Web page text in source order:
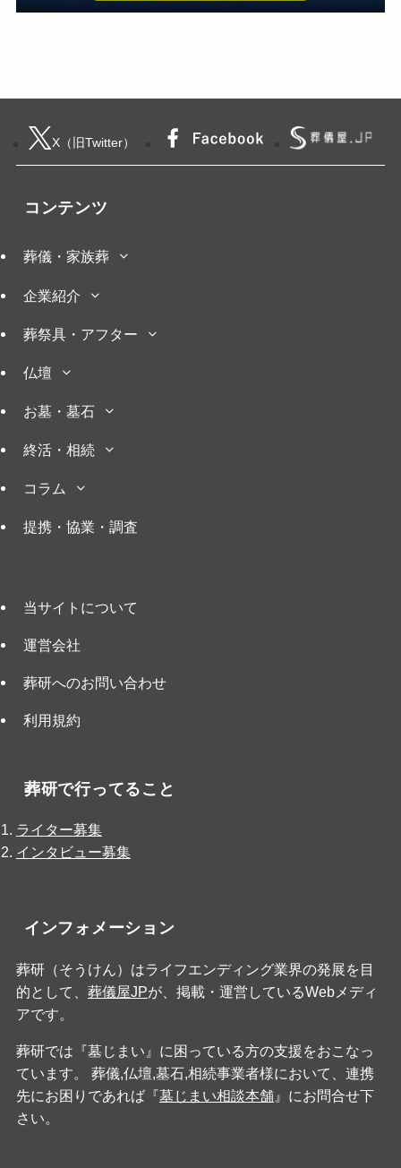
X（旧Twitter）
コンテンツ
葬儀・家族葬
企業紹介
葬祭具・アフター
仏壇
お墓・墓石
終活・相続
コラム
提携・協業・調査
当サイトについて
運営会社
葬研へのお問い合わせ
利用規約
葬研で行ってること
ライター募集
インタビュー募集
インフォメーション
葬研（そうけん）はライフエンディング業界の発展を目
的として、 葬儀屋JPが、掲載・運営しているWebメディ
アです。
葬研では『墓じまい』に困っている方の支援をおこなっ
ています。 葬儀,仏壇,墓石,相続事業者様において、連携
先にお困りであれば『墓じまい相談本舗』にお問合せ下
さい。